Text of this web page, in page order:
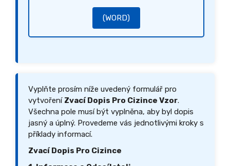
(WORD)
Vyplňte prosím níže uvedený formulář pro
vytvoření Zvací Dopis Pro Cizince Vzor.
Všechna pole musí být vyplněna, aby byl dopis
jasný a úplný. Provedeme vás jednotlivými kroky s
příklady informací.
Zvací Dopis Pro Cizince